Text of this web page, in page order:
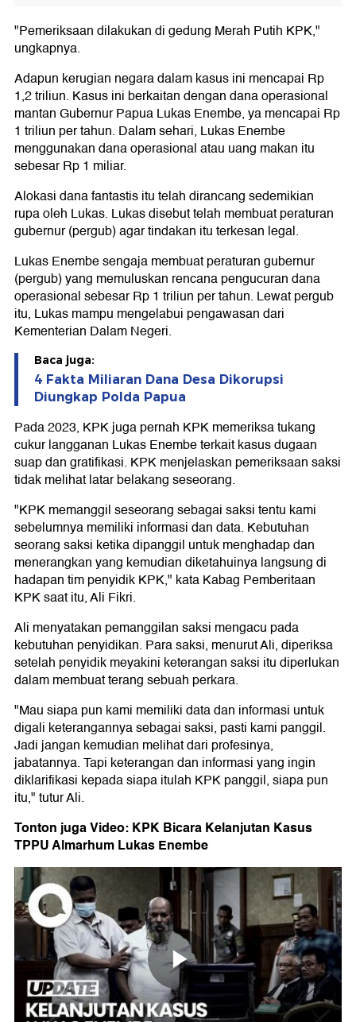
"Pemeriksaan dilakukan di gedung Merah Putih KPK,"
ungkapnya.
Adapun kerugian negara dalam kasus ini mencapai Rp
1,2 triliun. Kasus ini berkaitan dengan dana operasional
mantan Gubernur Papua Lukas Enembe, ya mencapai Rp
1 triliun per tahun. Dalam sehari, Lukas Enembe
menggunakan dana operasional atau uang makan itu
sebesar Rp 1 miliar.
Alokasi dana fantastis itu telah dirancang sedemikian
rupa oleh Lukas. Lukas disebut telah membuat peraturan
gubernur (pergub) agar tindakan itu terkesan legal.
Lukas Enembe sengaja membuat peraturan gubernur
(pergub) yang memuluskan rencana pengucuran dana
operasional sebesar Rp 1 triliun per tahun. Lewat pergub
itu, Lukas mampu mengelabui pengawasan dari
Kementerian Dalam Negeri.
Baca juga:
4 Fakta Miliaran Dana Desa Dikorupsi
Diungkap Polda Papua
Pada 2023, KPK juga pernah KPK memeriksa tukang
cukur langganan Lukas Enembe terkait kasus dugaan
suap dan gratifikasi. KPK menjelaskan pemeriksaan saksi
tidak melihat latar belakang seseorang.
"KPK memanggil seseorang sebagai saksi tentu kami
sebelumnya memiliki informasi dan data. Kebutuhan
seorang saksi ketika dipanggil untuk menghadap dan
menerangkan yang kemudian diketahuinya langsung di
hadapan tim penyidik KPK," kata Kabag Pemberitaan
KPK saat itu, Ali Fikri.
Ali menyatakan pemanggilan saksi mengacu pada
kebutuhan penyidikan. Para saksi, menurut Ali, diperiksa
setelah penyidik meyakini keterangan saksi itu diperlukan
dalam membuat terang sebuah perkara.
"Mau siapa pun kami memiliki data dan informasi untuk
digali keterangannya sebagai saksi, pasti kami panggil.
Jadi jangan kemudian melihat dari profesinya,
jabatannya. Tapi keterangan dan informasi yang ingin
diklarifikasi kepada siapa itulah KPK panggil, siapa pun
itu," tutur Ali.
Tonton juga Video: KPK Bicara Kelanjutan Kasus
TPPU Almarhum Lukas Enembe